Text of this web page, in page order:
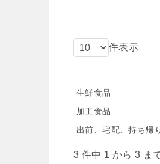
件表示
生鮮食品
加工食品
出前、宅配、持ち帰
3 件中 1 から 3 ま